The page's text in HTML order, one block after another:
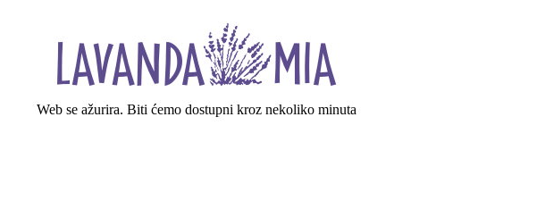
Web se ažurira. Biti ćemo dostupni kroz nekoliko minuta